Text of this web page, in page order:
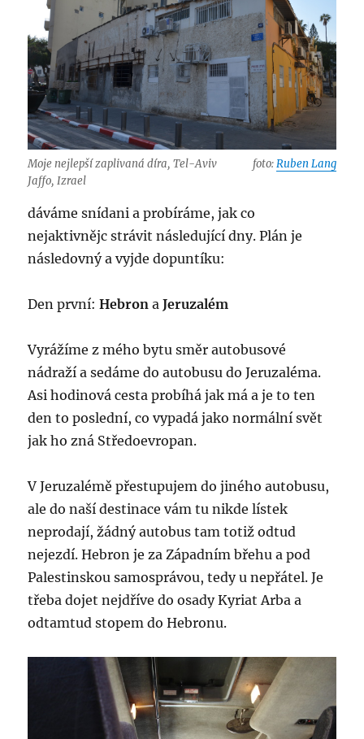
Moje nejlepší zaplivaná díra, Tel-Aviv
Jaffo, Izrael
foto:Ruben Lang
dáváme snídani a probíráme, jak co
nejaktivnějc strávit následující dny. Plán je
následovný a vyjde dopuntíku:
Den první:Hebron aJeruzalém
Vyrážíme z mého bytu směr autobusové
nádraží a sedáme do autobusu do Jeruzaléma.
Asi hodinová cesta probíhá jak má a je to ten
den to poslední, co vypadá jako normální svět
jak ho zná Středoevropan.
V Jeruzalémě přestupujem do jiného autobusu,
ale do naší destinace vám tu nikde lístek
neprodají, žádný autobus tam totiž odtud
nejezdí. Hebron je za Západním břehu a pod
Palestinskou samosprávou, tedy u nepřátel. Je
třeba dojet nejdříve do osady Kyriat Arba a
odtamtud stopem do Hebronu.